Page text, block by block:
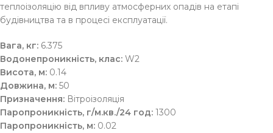
теплоізоляцію від впливу атмосферних опадів на етапі
будівництва та в процесі експлуатації.
Вага, кг: 6.375
Водонепроникність, клас: W2
Висота, м: 0.14
Довжина, м: 50
Призначення: Вітроізоляція
Паропроникність, г/м.кв./24 год: 1300
Паропроникність, м: 0.02